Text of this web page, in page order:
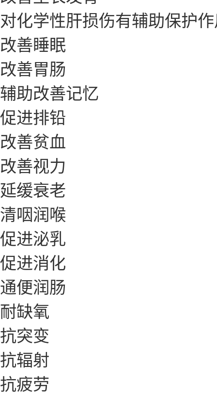
对化学性肝损伤有辅助保护
改善睡眠
改善胃肠
辅助改善记忆
促进排铅
改善贫血
改善视力
延缓衰老
清咽润喉
促进泌乳
促进消化
通便润肠
耐缺氧
抗突变
抗辐射
抗疲劳